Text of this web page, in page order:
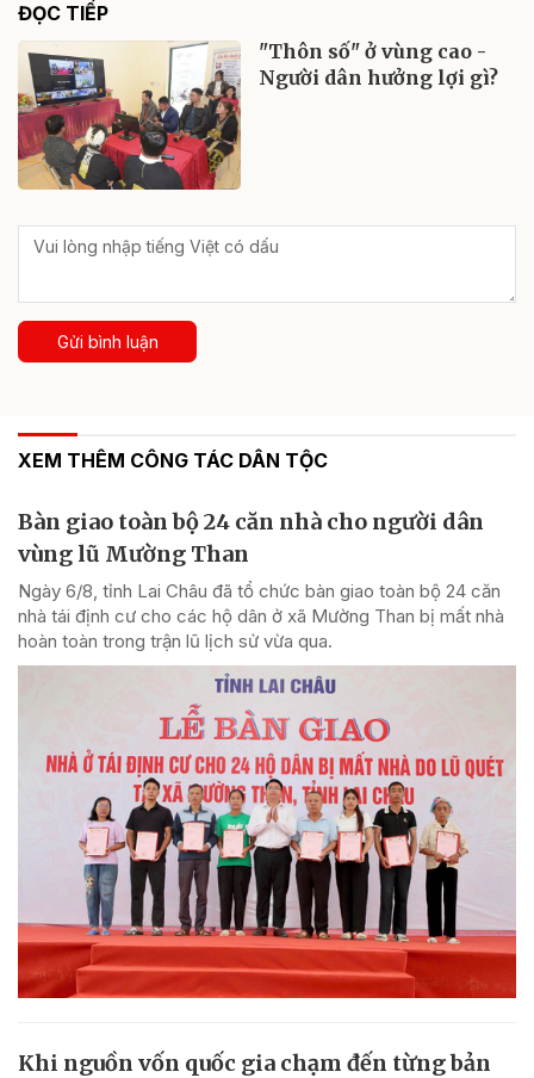
ĐỌC TIẾP
"Thôn số" ở vùng cao -
Người dân hưởng lợi gì?
Gửi bình luận
XEM THÊM CÔNG TÁC DÂN TỘC
Bàn giao toàn bộ 24 căn nhà cho người dân
vùng lũ Mường Than
Ngày 6/8, tỉnh Lai Châu đã tổ chức bàn giao toàn bộ 24 căn
nhà tái định cư cho các hộ dân ở xã Mường Than bị mất nhà
hoàn toàn trong trận lũ lịch sử vừa qua.
Khi nguồn vốn quốc gia chạm đến từng bản